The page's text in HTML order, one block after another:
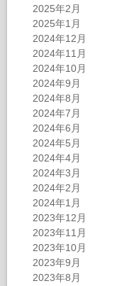
2025年2月
2025年1月
2024年12月
2024年11月
2024年10月
2024年9月
2024年8月
2024年7月
2024年6月
2024年5月
2024年4月
2024年3月
2024年2月
2024年1月
2023年12月
2023年11月
2023年10月
2023年9月
2023年8月